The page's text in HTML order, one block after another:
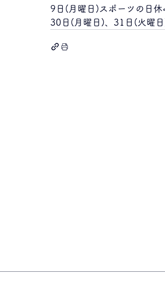
9日(月曜日)スポーツの日休
30日(月曜日)、31日(火曜日